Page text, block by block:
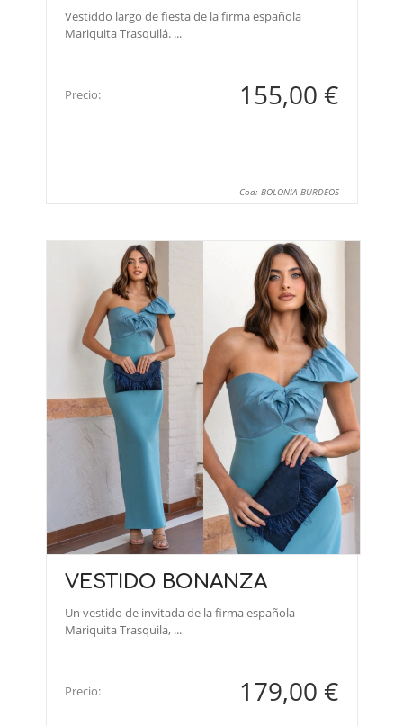
Vestiddo largo de fiesta de la firma española
Mariquita Trasquilá. ...
Precio: 155,00 €
Cod: BOLONIA BURDEOS
VESTIDO BONANZA
Un vestido de invitada de la firma española
Mariquita Trasquila, ...
Precio: 179,00 €